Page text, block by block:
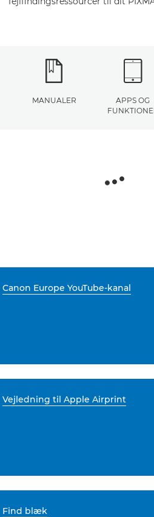
MANUALER
APPS OG
Canon Europe YouTube-kanal
Vejledning til Apple Airprint
Find blæk